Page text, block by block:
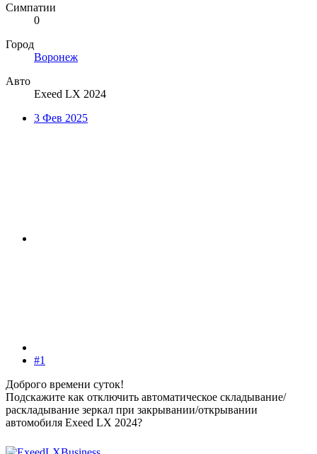
Симпатии
0
Город
Воронеж
Авто
Exeed LX 2024
3 Фев 2025
#1
Доброго времени суток!
Подскажите как отключить автоматическое складывание/
раскладывание зеркал при закрывании/открывании
автомобиля Exeed LX 2024?